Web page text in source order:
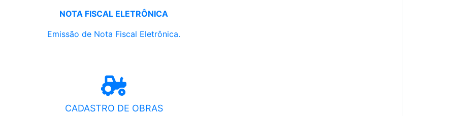
NOTA FISCAL ELETRÔNICA
Emissão de Nota Fiscal Eletrônica.
CADASTRO DE OBRAS